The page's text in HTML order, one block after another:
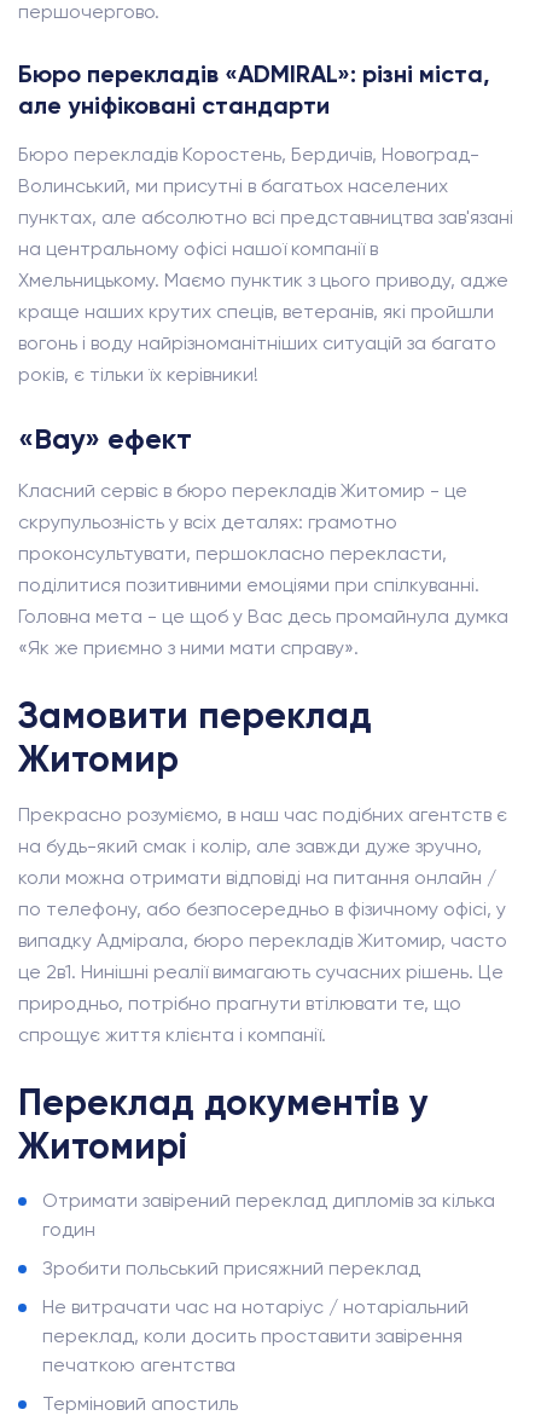
першочергово.
Бюро перекладів «ADMIRAL»: різні міста,
але уніфіковані стандарти
Бюро перекладів Коростень, Бердичів, Новоград-
Волинський, ми присутні в багатьох населених
пунктах, але абсолютно всі представництва зав'язані
на центральному офісі нашої компанії в
Хмельницькому. Маємо пунктик з цього приводу, адже
краще наших крутих спеців, ветеранів, які пройшли
вогонь і воду найрізноманітніших ситуацій за багато
років, є тільки їх керівники!
«Вау» ефект
Класний сервіс в бюро перекладів Житомир - це
скрупульозність у всіх деталях: грамотно
проконсультувати, першокласно перекласти,
поділитися позитивними емоціями при спілкуванні.
Головна мета - це щоб у Вас десь промайнула думка
«Як же приємно з ними мати справу».
Замовити переклад
Житомир
Прекрасно розуміємо, в наш час подібних агентств є
на будь-який смак і колір, але завжди дуже зручно,
коли можна отримати відповіді на питання онлайн /
по телефону, або безпосередньо в фізичному офісі, у
випадку Адмірала, бюро перекладів Житомир, часто
це 2в1. Нинішні реалії вимагають сучасних рішень. Це
природньо, потрібно прагнути втілювати те, що
спрощує життя клієнта і компанії.
Переклад документів у
Житомирі
Отримати завірений переклад дипломів за кілька
годин
Зробити польський присяжний переклад
Не витрачати час на нотаріус / нотаріальний
переклад, коли досить проставити завірення
печаткою агентства
Терміновий апостиль